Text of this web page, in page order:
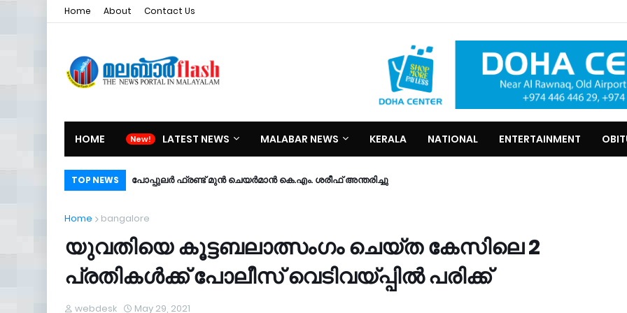
Home About Contact Us
HOME LATEST NEWS MALABAR NEWS KERALA NATIONAL ENTERTAINMENT
TOP NEWS പോപ്പുലർ ഫ്രണ്ട്​ മുൻ ചെയർമാൻ കെ.എം. ശരീഫ്​ അന്തരിച്ചു
Home bangalore
യുവതിയെ കൂട്ടബലാത്സംഗം ചെയ്ത കേസിലെ 2
പ്രതികൾക്ക് പോലീസ് വെടിവയ്പ്പിൽ പരിക്ക്
webdesk May 29, 2021